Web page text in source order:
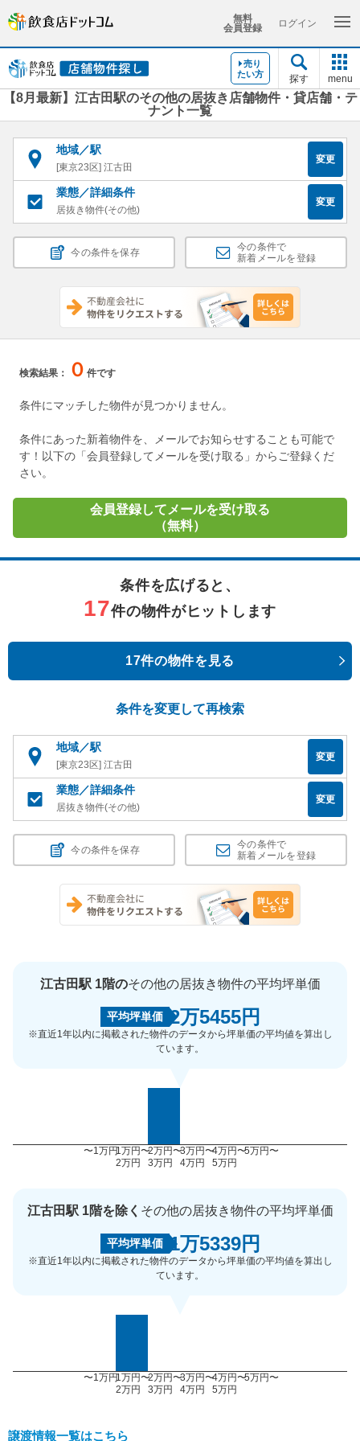
無料
会員登録
ログイン
売り
たい方
探す menu
【8月最新】江古田駅のその他の居抜き店舗物件・貸店舗・テ
ナント一覧
地域／駅
[東京23区] 江古田
変更
業態／詳細条件
居抜き物件(その他)
変更
今の条件を保存
今の条件で
新着メールを登録
検索結果： ０ 件です
条件にマッチした物件が見つかりません。
条件にあった新着物件を、メールでお知らせすることも可能で
す！以下の「会員登録してメールを受け取る」からご登録くだ
さい。
会員登録してメールを受け取る
（無料）
条件を広げると、
17件の物件がヒットします
17件の物件を見る
条件を変更して再検索
地域／駅
[東京23区] 江古田
変更
業態／詳細条件
居抜き物件(その他)
変更
今の条件を保存
今の条件で
新着メールを登録
江古田駅 1階のその他の居抜き物件の平均坪単価
平均坪単価 2万5455円
※直近1年以内に掲載された物件のデータから坪単価の平均値を算出し
ています。
〜1万円1万円〜
2万円
2万円〜
3万円
3万円〜
4万円
4万円〜
5万円
5万円〜
江古田駅 1階を除く その他の居抜き物件の平均坪単価
平均坪単価 1万5339円
※直近1年以内に掲載された物件のデータから坪単価の平均値を算出し
ています。
〜1万円1万円〜
2万円
2万円〜
3万円
3万円〜
4万円
4万円〜
5万円
5万円〜
譲渡情報一覧はこちら